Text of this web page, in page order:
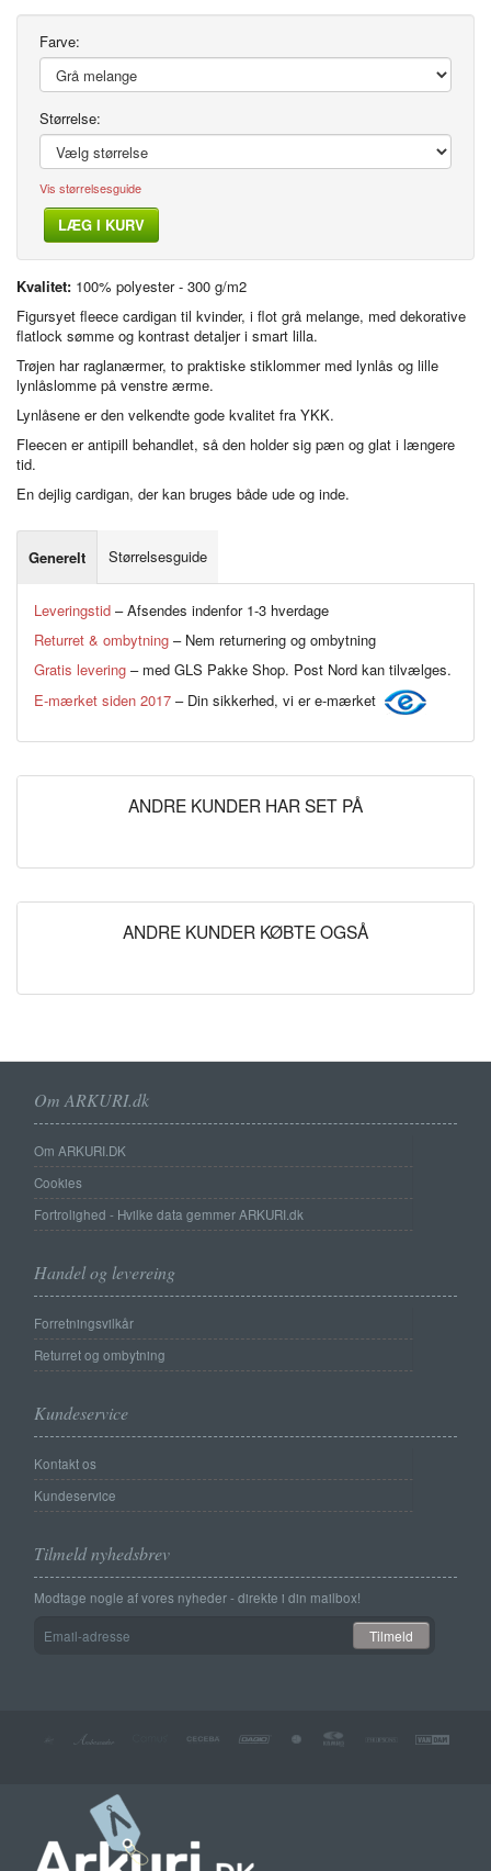
Vis størrelsesguide
Farve:
Størrelse:
LÆG I KURV
Kvalitet: 100% polyester - 300 g/m2
Figursyet fleece cardigan til kvinder, i flot grå melange, med dekorative
flatlock sømme og kontrast detaljer i smart lilla.
Trøjen har raglanærmer, to praktiske stiklommer med lynlås og lille
lynlåslomme på venstre ærme.
Lynlåsene er den velkendte gode kvalitet fra YKK.
Fleecen er antipill behandlet, så den holder sig pæn og glat i længere
tid.
En dejlig cardigan, der kan bruges både ude og inde.
Generelt Størrelsesguide
Leveringstid – Afsendes indenfor 1-3 hverdage
Returret & ombytning – Nem returnering og ombytning
Gratis levering – med GLS Pakke Shop. Post Nord kan tilvælges.
E-mærket siden 2017 – Din sikkerhed, vi er e-mærket
ANDRE KUNDER HAR SET PÅ
ANDRE KUNDER KØBTE OGSÅ
Om ARKURI.dk
Om ARKURI.DK
Cookies
Fortrolighed - Hvilke data gemmer ARKURI.dk
Handel og levereing
Forretningsvilkår
Returret og ombytning
Kundeservice
Kontakt os
Kundeservice
Tilmeld nyhedsbrev
Modtage nogle af vores nyheder - direkte i din mailbox!
adresse
Tilmeld